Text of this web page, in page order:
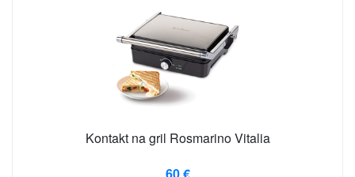
Kontakt na gril Rosmarino Vitalia